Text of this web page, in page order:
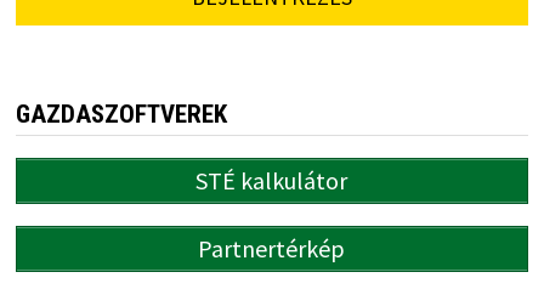
GAZDASZOFTVEREK
STÉ kalkulátor
Partnertérkép